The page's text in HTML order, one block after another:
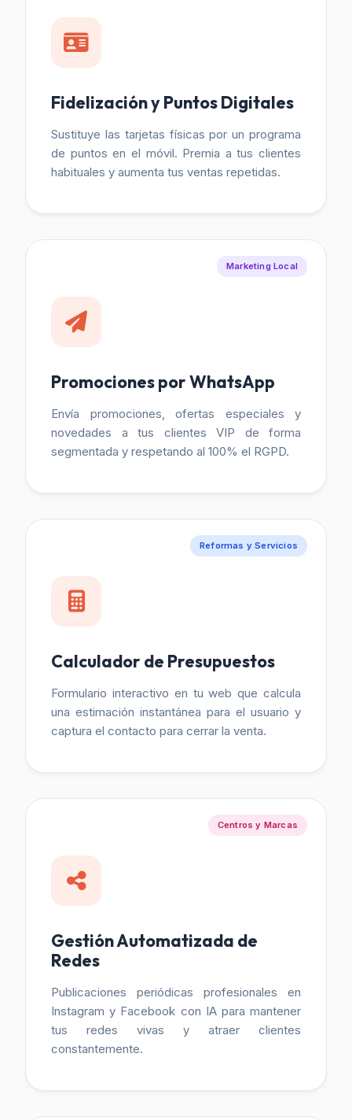
Fidelización y Puntos Digitales
Sustituye las tarjetas físicas por un programa
de puntos en el móvil. Premia a tus clientes
habituales y aumenta tus ventas repetidas.
Marketing Local
Promociones por WhatsApp
Envía promociones, ofertas especiales y
novedades a tus clientes VIP de forma
segmentada y respetando al 100% el RGPD.
Reformas y Servicios
Calculador de Presupuestos
Formulario interactivo en tu web que calcula
una estimación instantánea para el usuario y
captura el contacto para cerrar la venta.
Centros y Marcas
Gestión Automatizada de
Redes
Publicaciones periódicas profesionales en
Instagram y Facebook con IA para mantener
tus redes vivas y atraer clientes
constantemente.